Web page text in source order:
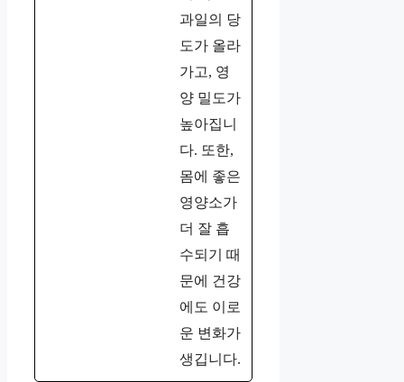
과일의 당
도가 올라
가고, 영
양 밀도가
높아집니
다. 또한,
몸에 좋은
영양소가
더 잘 흡
수되기 때
문에 건강
에도 이로
운 변화가
생깁니다.